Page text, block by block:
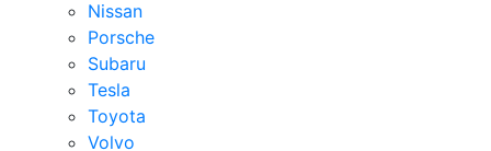
Nissan
Porsche
Subaru
Tesla
Toyota
Volvo